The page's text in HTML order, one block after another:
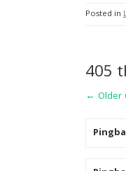
Posted in
405
← Older